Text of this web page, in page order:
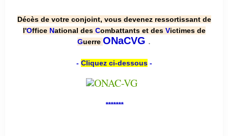
Décès de votre conjoint, vous devenez ressortissant de
l'Office National des Combattants et des Victimes de
Guerre ONaCVG .
- Cliquez ci-dessous-
*******